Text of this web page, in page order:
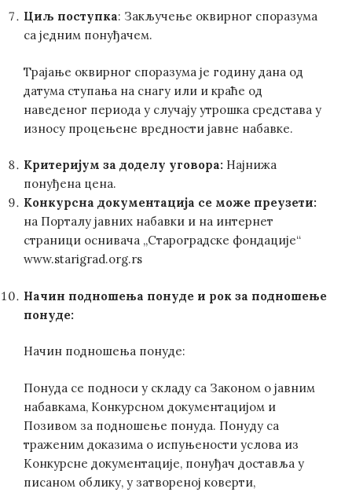
Циљ поступка: Закључење оквирног споразума
са једним понуђачем.
Трајање оквирног споразума је годину дана од
датума ступања на снагу или и краће од
наведеног периода у случају утрошка средстава у
износу процењене вредности јавне набавке.
Критеријум за доделу уговора: Најнижа
понуђена цена.
Конкурсна документација се може преузети:
на Порталу јавних набавки и на интернет
страници оснивача „Староградске фондације“
www.starigrad.org.rs
Начин подношења понуде и рок за подношење
понуде:
Начин подношења понуде:
Понуда се подноси у складу са Законом о јавним
набавкама, Конкурсном документацијом и
Позивом за подношење понуда. Понуду са
траженим доказима о испуњености услова из
Конкурсне документације, понуђач доставља у
писаном облику, у затвореној коверти,